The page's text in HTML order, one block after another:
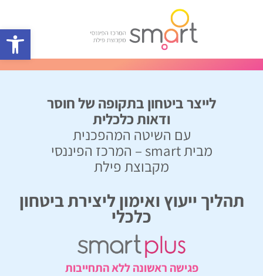
פתח
לייצר ביטחון בתקופה של חוסר
ודאות כלכלית
עם השיטה המהפכנית
מבית smart – המרכז הפיננסי
מקבוצת פילת
תהליך ייעוץ ואימון ליצירת ביטחון
כלכלי
פגישה ראשונה ללא התחייבות